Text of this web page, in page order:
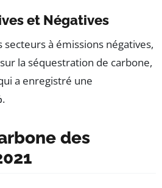
et Négatives
secteurs à émissions négatives,
la séquestration de carbone,
a enregistré une
.
des